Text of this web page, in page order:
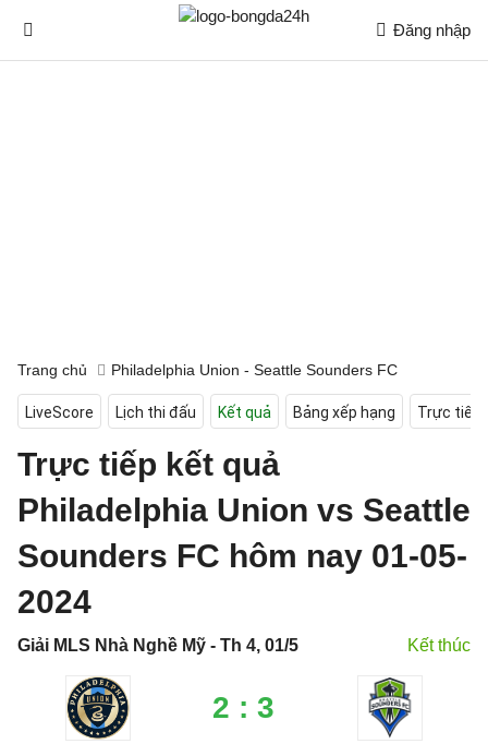
Đăng nhập
Trang chủ Philadelphia Union - Seattle Sounders FC
LiveScore Lịch thi đấu Kết quả Bảng xếp hạng Trực tiếp
Trực tiếp kết quả
Philadelphia Union vs Seattle
Sounders FC hôm nay 01-05-
2024
Giải MLS Nhà Nghề Mỹ - Th 4, 01/5 Kết thúc
2 : 3